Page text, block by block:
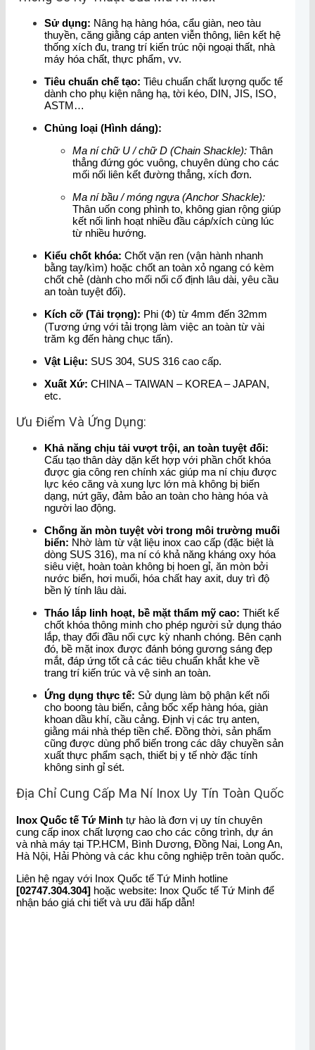
Sử dụng: Nâng hạ hàng hóa, cẩu giàn, neo tàu
thuyền, căng giằng cáp anten viễn thông, liên kết hệ
thống xích đu, trang trí kiến trúc nội ngoại thất, nhà
máy hóa chất, thực phẩm, vv.
Tiêu chuẩn chế tạo: Tiêu chuẩn chất lượng quốc tế
dành cho phụ kiện nâng hạ, tời kéo, DIN, JIS, ISO,
ASTM…
Chủng loại (Hình dáng):
Ma ní chữ U / chữ D (Chain Shackle): Thân
thẳng đứng góc vuông, chuyên dùng cho các
mối nối liên kết đường thẳng, xích đơn.
Ma ní bầu / móng ngựa (Anchor Shackle):
Thân uốn cong phình to, không gian rộng giúp
kết nối linh hoạt nhiều đầu cáp/xích cùng lúc
từ nhiều hướng.
Kiểu chốt khóa: Chốt vặn ren (vận hành nhanh
bằng tay/kìm) hoặc chốt an toàn xỏ ngang có kèm
chốt chẻ (dành cho mối nối cố định lâu dài, yêu cầu
an toàn tuyệt đối).
Kích cỡ (Tải trọng): Phi (Φ) từ 4mm đến 32mm
(Tương ứng với tải trọng làm việc an toàn từ vài
trăm kg đến hàng chục tấn).
Vật Liệu: SUS 304, SUS 316 cao cấp.
Xuất Xứ: CHINA – TAIWAN – KOREA – JAPAN,
etc.
Ưu Điểm Và Ứng Dụng:
Khả năng chịu tải vượt trội, an toàn tuyệt đối:
Cấu tạo thân dày dặn kết hợp với phần chốt khóa
được gia công ren chính xác giúp ma ní chịu được
lực kéo căng và xung lực lớn mà không bị biến
dạng, nứt gãy, đảm bảo an toàn cho hàng hóa và
người lao động.
Chống ăn mòn tuyệt vời trong môi trường muối
biển: Nhờ làm từ vật liệu inox cao cấp (đặc biệt là
dòng SUS 316), ma ní có khả năng kháng oxy hóa
siêu việt, hoàn toàn không bị hoen gỉ, ăn mòn bởi
nước biển, hơi muối, hóa chất hay axit, duy trì độ
bền lý tính lâu dài.
Tháo lắp linh hoạt, bề mặt thẩm mỹ cao: Thiết kế
chốt khóa thông minh cho phép người sử dụng tháo
lắp, thay đổi đầu nối cực kỳ nhanh chóng. Bên cạnh
đó, bề mặt inox được đánh bóng gương sáng đẹp
mắt, đáp ứng tốt cả các tiêu chuẩn khắt khe về
trang trí kiến trúc và vệ sinh an toàn.
Ứng dụng thực tế: Sử dụng làm bộ phận kết nối
cho boong tàu biển, cảng bốc xếp hàng hóa, giàn
khoan dầu khí, cầu cảng. Định vị các trụ anten,
giằng mái nhà thép tiền chế. Đồng thời, sản phẩm
cũng được dùng phổ biến trong các dây chuyền sản
xuất thực phẩm sạch, thiết bị y tế nhờ đặc tính
không sinh gỉ sét.
Địa Chỉ Cung Cấp Ma Ní Inox Uy Tín Toàn Quốc
Inox Quốc tế Tứ Minh tự hào là đơn vị uy tín chuyên
cung cấp inox chất lượng cao cho các công trình, dự án
và nhà máy tại TP.HCM, Bình Dương, Đồng Nai, Long An,
Hà Nội, Hải Phòng và các khu công nghiệp trên toàn quốc.
Liên hệ ngay với Inox Quốc tế Tứ Minh hotline
[02747.304.304] hoặc website: Inox Quốc tế Tứ Minh để
nhận báo giá chi tiết và ưu đãi hấp dẫn!